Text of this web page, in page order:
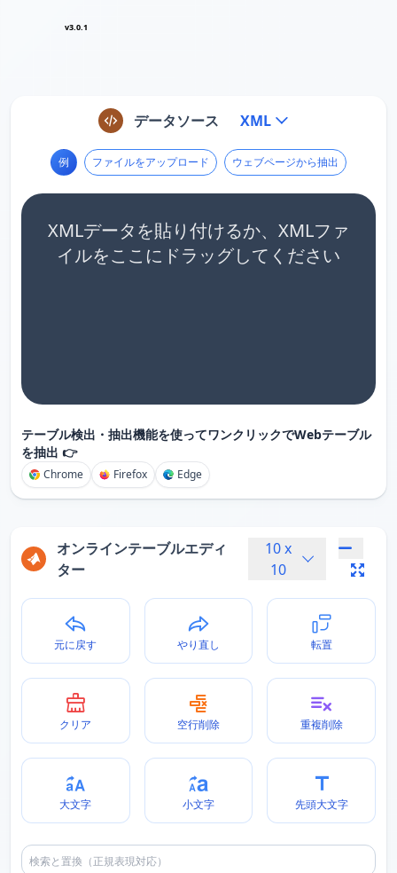
v3.0.1
データソース XML
例 ファイルをアップロード ウェブページから抽出
XMLデータを貼り付けるか、XMLファ
イルをここにドラッグしてください
テーブル検出・抽出機能を使ってワンクリックでWebテーブル
を抽出 👉
Chrome Firefox Edge
オンラインテーブルエディ
ター
10x
10
元に戻す やり直し 転置
クリア 空行削除 重複削除
大文字 小文字 先頭大文字